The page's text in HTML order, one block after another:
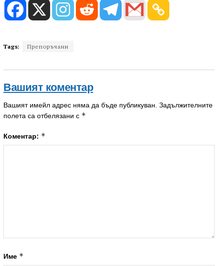
Tags: Препоръчани
Вашият коментар
Вашият имейл адрес няма да бъде публикуван. Задължителните
полета са отбелязани с *
Коментар: *
Име *